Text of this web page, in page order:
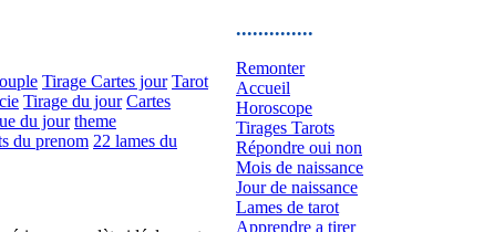
Tirage Cartes jour Tarot
Tirage du jour Cartes
du jour theme
du prenom 22 lames du
..............
Remonter
Accueil
Horoscope
Tirages Tarots
Répondre oui non
Mois de naissance
Jour de naissance
Lames de tarot
Apprendre a tirer